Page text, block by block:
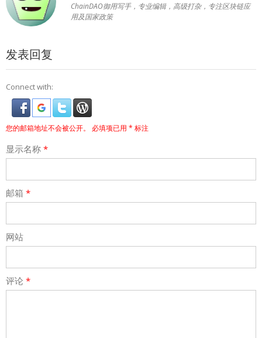
ChainDAO御用写手，专业编辑，高级打杂，专注区块链应
用及国家政策
发表回复
Connect with:
您的邮箱地址不会被公开。 必填项已用 * 标注
显示名称 *
邮箱 *
网站
评论 *